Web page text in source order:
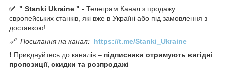
✅ " Stanki Ukraine " - Телеграм Канал з продажу
європейських станків, які вже в Україні або під замовлення з
доставкою!
🔗 Посилання на канал: https://t.me/Stanki_Ukraine
❗ Приєднуйтесь до каналів – підписники отримують вигідні
пропозиції, скидки та розпродажі